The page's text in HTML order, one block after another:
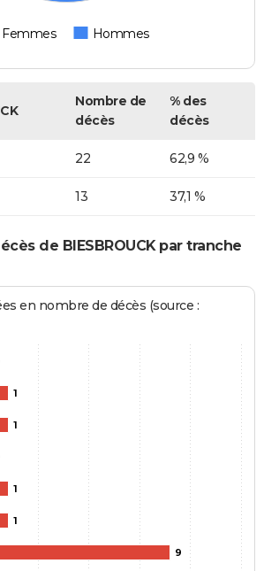
Femmes Hommes
Nombre de
décès
% des
décès
22 62,9 %
13 37,1 %
de BIESBROUCK par tranche
en nombre de décès (source :
1
1
1
1
9